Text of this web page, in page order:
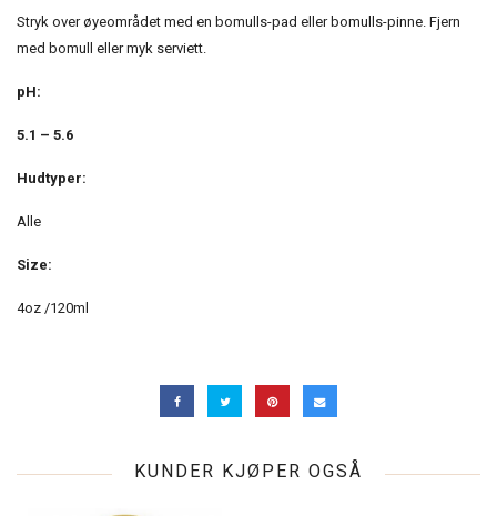
Stryk over øyeområdet med en bomulls-pad eller bomulls-pinne. Fjern
med bomull eller myk serviett.
pH:
5.1 – 5.6
Hudtyper:
Alle
Size:
4oz /120ml
KUNDER KJØPER OGSÅ